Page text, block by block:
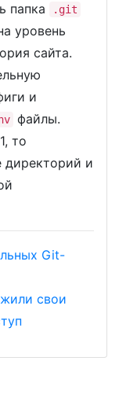
папка
.git
уровень
сайта.
и
файлы.
то
директорий и
Git-
свои